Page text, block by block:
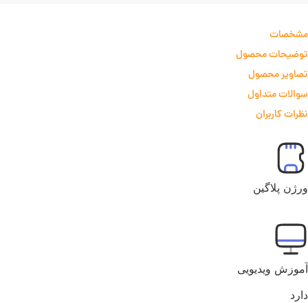
مشخصات
توضیحات محصول
تصاویر محصول
سوالات متداول
نظرات کاربران
ورژن پلاگین
آموزش ویدیویی
دارد